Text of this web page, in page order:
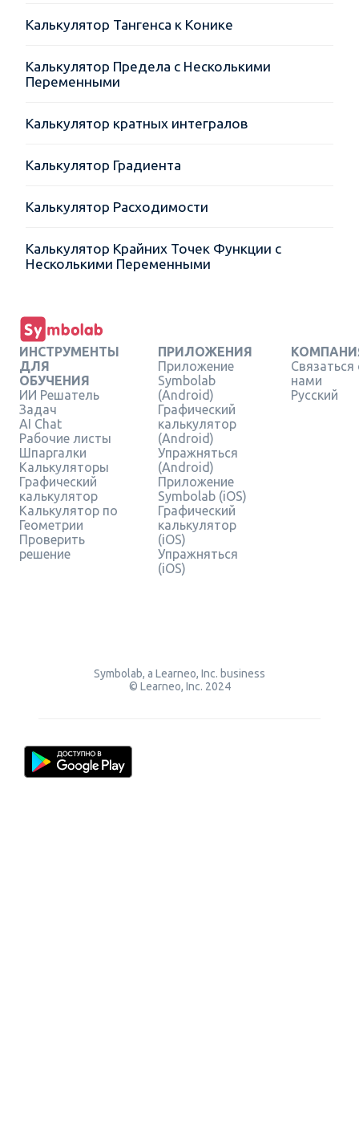
Калькулятор Тангенса к Конике
Калькулятор Предела с Несколькими
Переменными
Калькулятор кратных интегралов
Калькулятор Градиента
Калькулятор Расходимости
Калькулятор Крайних Точек Функции с
Несколькими Переменными
ИНСТРУМЕНТЫ
ДЛЯ
ОБУЧЕНИЯ
ИИ Решатель
Задач
AI Chat
Рабочие листы
Шпаргалки
Калькуляторы
Графический
калькулятор
Калькулятор по
Геометрии
Проверить
решение
ПРИЛОЖЕНИЯ
Приложение
Symbolab
(Android)
Графический
калькулятор
(Android)
Упражняться
(Android)
Приложение
Symbolab (iOS)
Графический
калькулятор
(iOS)
Упражняться
(iOS)
Связаться
нами
Русский
Symbolab, a Learneo, Inc. business
© Learneo, Inc. 2024